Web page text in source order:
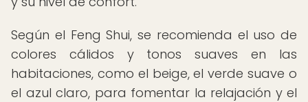
Según el Feng Shui, se recomienda el uso de
colores cálidos y tonos suaves en las
habitaciones, como el beige, el verde suave o
el azul claro, para fomentar la relajación y el